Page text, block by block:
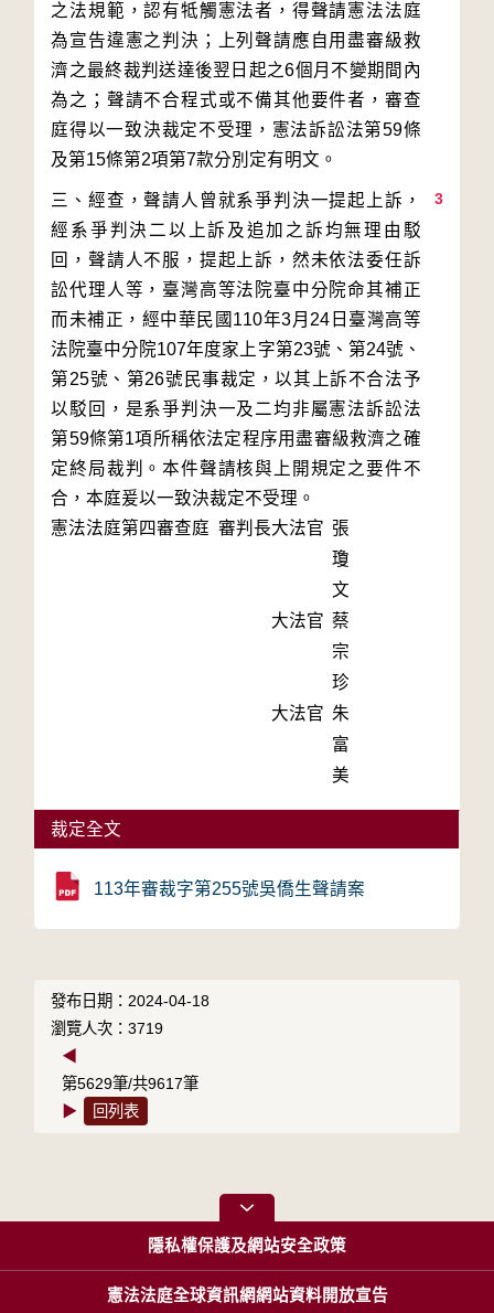
之法規範，認有牴觸憲法者，得聲請憲法法庭
為宣告違憲之判決；上列聲請應自用盡審級救
濟之最終裁判送達後翌日起之6個月不變期間內
為之；聲請不合程式或不備其他要件者，審查
庭得以一致決裁定不受理，憲法訴訟法第59條
3
三、經查，聲請人曾就系爭判決一提起上訴，
經系爭判決二以上訴及追加之訴均無理由駁
回，聲請人不服，提起上訴，然未依法委任訴
訟代理人等，臺灣高等法院臺中分院命其補正
而未補正，經中華民國110年3月24日臺灣高等
法院臺中分院107年度家上字第23號、第24號、
第25號、第26號民事裁定，以其上訴不合法予
以駁回，是系爭判決一及二均非屬憲法訴訟法
第59條第1項所稱依法定程序用盡審級救濟之確
定終局裁判。本件聲請核與上開規定之要件不
合，本庭爰以一致決裁定不受理。
憲法法庭第四審查庭 審判長大法官 張
瓊
文
大法官 蔡
宗
珍
大法官 朱
富
美
裁定全文
113年審裁字第255號吳僑生聲請案
發布日期：2024-04-18
瀏覽人次：3719
◀
第5629筆/共9617筆
▶
回列表
隱私權保護及網站安全政策
憲法法庭全球資訊網網站資料開放宣告